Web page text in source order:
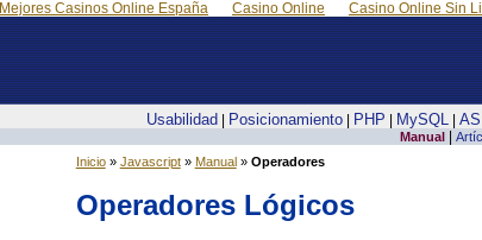
Mejores Casinos Online España Casino Online Casino Online Sin
Usabilidad Posicionamiento| PHP MySQL|
Manual
Inicio» Javascript» Manual» Operadores
Operadores Lógicos